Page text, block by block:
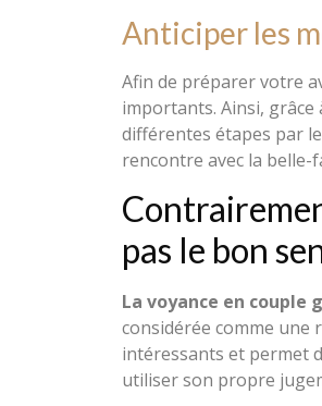
Anticiper les
Afin de préparer votre
importants. Ainsi,
différentes étapes par
rencontre avec la belle-
pas le bon
La voyance en
considérée comme une
intéressants et permet
utiliser son propre